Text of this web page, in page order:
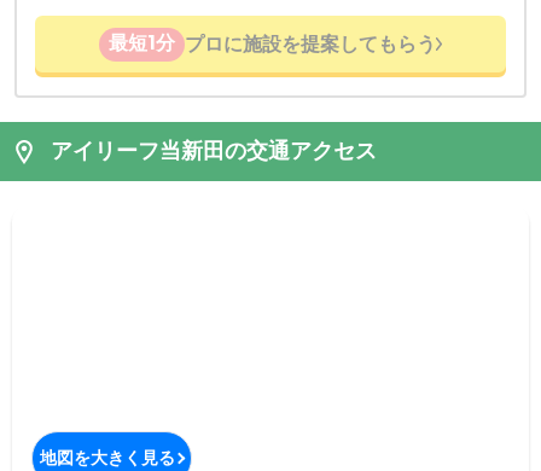
最短1分 プロに施設を提案してもらう
アイリーフ当新田の交通アクセス
地図を大きく見る